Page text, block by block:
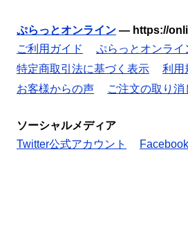
ぷらっとオンライン — https://
ご利用ガイド
ぷらっとオンライ
特定商取引法に基づく表示
利用
お客様からの声
ご注文の取り消
ソーシャルメディア
Twitter公式アカウント